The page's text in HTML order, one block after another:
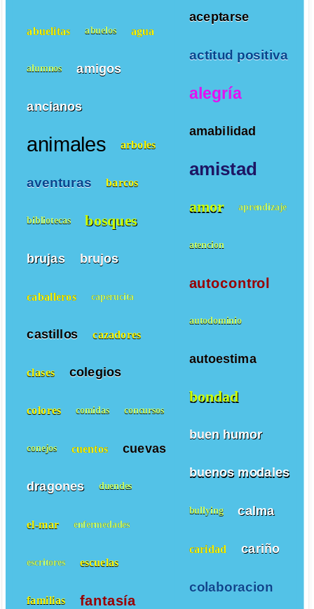
aceptarse
actitud positiva
alegría
amabilidad
amistad
amor aprendizaje
atencion
autocontrol
autodominio
autoestima
bondad
buen humor
buenos modales
bullying calma
caridad cariño
colaboracion
abuelitas abuelos agua
alumnos amigos
ancianos
animales arboles
aventuras barcos
bibliotecas bosques
brujas brujos
caballeros caperucita
castillos cazadores
clases colegios
colores comidas concursos
conejos cuentos cuevas
dragones duendes
el-mar enfermedades
escritores escuelas
familias fantasía